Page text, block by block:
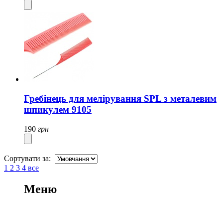
Гребінець для мелірування SPL з металевим
шпикулем 9105
190 грн
Сортувати за:
1 2 3 4 все
Меню